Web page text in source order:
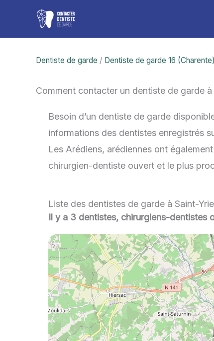
contenu
Dentiste de garde / Dentiste de garde 16 (Charente)
Comment contacter un dentiste de garde à
Besoin d’un dentiste de garde
informations des dentistes enregistrés
Les Arédiens, arédiennes ont
chirurgien-dentiste ouvert et le plus
Liste des dentistes de garde à Saint-
Il y a 3 dentistes, chirurgiens-dentistes